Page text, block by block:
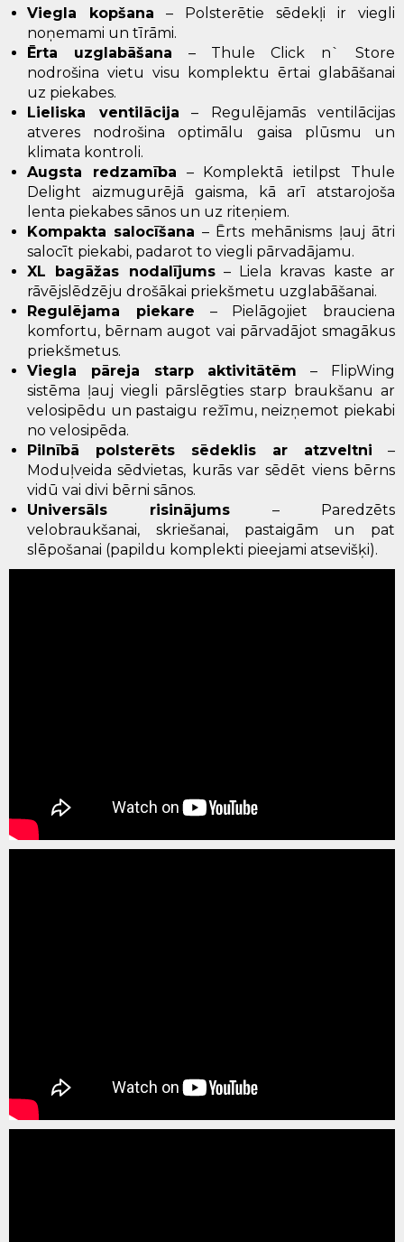
Viegla kopšana – Polsterētie sēdekļi ir viegli
noņemami un tīrāmi.
Ērta uzglabāšana – Thule Click n` Store
nodrošina vietu visu komplektu ērtai glabāšanai
uz piekabes.
Lieliska ventilācija – Regulējamās ventilācijas
atveres nodrošina optimālu gaisa plūsmu un
klimata kontroli.
Augsta redzamība – Komplektā ietilpst Thule
Delight aizmugurējā gaisma, kā arī atstarojoša
lenta piekabes sānos un uz riteņiem.
Kompakta salocīšana – Ērts mehānisms ļauj ātri
salocīt piekabi, padarot to viegli pārvadājamu.
XL bagāžas nodalījums– Liela kravas kaste ar
rāvējslēdzēju drošākai priekšmetu uzglabāšanai.
Regulējama piekare – Pielāgojiet brauciena
komfortu, bērnam augot vai pārvadājot smagākus
priekšmetus.
Viegla pāreja starp aktivitātēm – FlipWing
sistēma ļauj viegli pārslēgties starp braukšanu ar
velosipēdu un pastaigu režīmu, neizņemot piekabi
no velosipēda.
Pilnībā polsterēts sēdeklis ar atzveltni –
Moduļveida sēdvietas, kurās var sēdēt viens bērns
vidū vai divi bērni sānos.
Universāls risinājums – Paredzēts
velobraukšanai, skriešanai, pastaigām un pat
slēpošanai (papildu komplekti pieejami atsevišķi).